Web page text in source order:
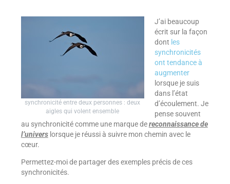
synchronicité entre deux personnes : deux
aigles qui volent ensemble
J’ai beaucoup
écrit sur la façon
dont les
synchronicités
ont tendance à
augmenter
lorsque je suis
dans l’état
d’écoulement. Je
pense souvent
au synchronicité comme une marque dereconnaissance de
l’universlorsque je réussi à suivre mon chemin avec le
cœur.
Permettez-moi de partager des exemples précis de ces
synchronicités.